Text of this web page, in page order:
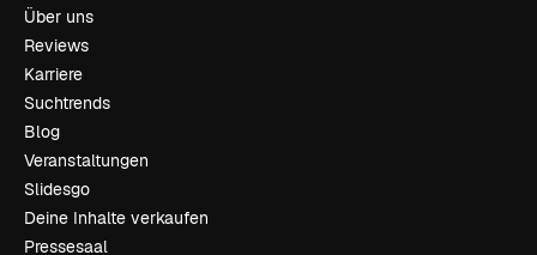
Über uns
Reviews
Karriere
Suchtrends
Blog
Veranstaltungen
Slidesgo
Deine Inhalte verkaufen
Pressesaal